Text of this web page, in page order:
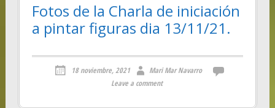
Fotos de la Charla de iniciación
a pintar figuras dia 13/11/21.
18 noviembre, 2021
Mari Mar Navarro
Leave a comment